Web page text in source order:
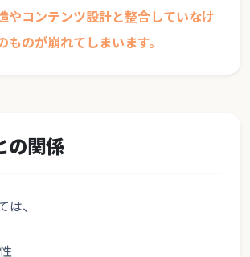
やコンテンツ設計と整合していなけ
ものが崩れてしまいます。
の関係
は、